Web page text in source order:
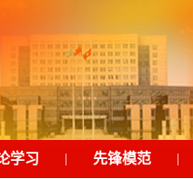
学习 | 先锋模范 |